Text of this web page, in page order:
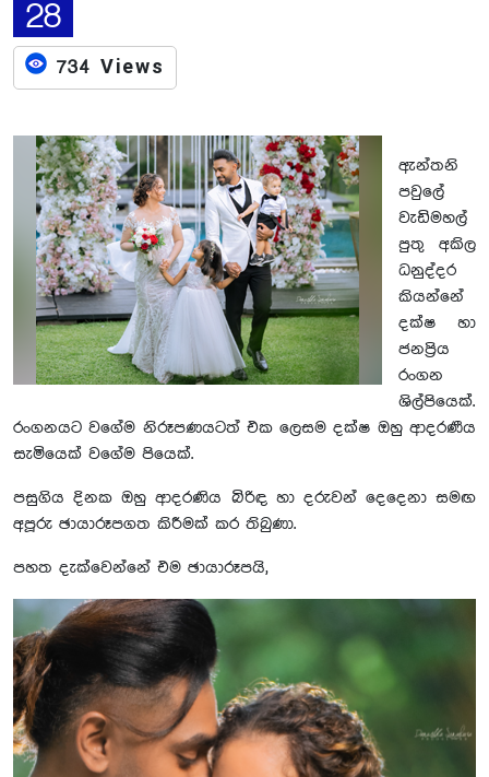
28
734 Views
ඇන්තනි
පවුලේ
වැඩිමහල්
පුතු අකිල
ධනුද්දර
කියන්නේ
දක්ෂ හා
ජනප්‍රිය
රංගන
ශිල්පියෙක්.
රංගනයට වගේම නිරූපණයටත් එක ලෙසම දක්ෂ ඔහු ආදරණීය
සැමියෙක් වගේම පියෙක්.
පසුගිය දිනක ඔහු ආදරණිය බිරිඳ හා දරුවන් දෙදෙනා සමඟ
අපූරු ඡායාරූපගත කිරීමක් කර තිබුණා.
පහත දැක්වෙන්නේ එම ඡායාරූපයි,